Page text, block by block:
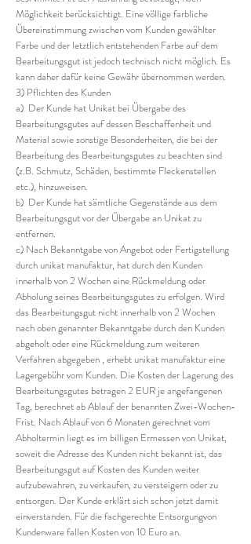
Möglichkeit berücksichtigt. Eine völlige farbliche
Übereinstimmung zwischen vom Kunden gewählter
Farbe und der letztlich entstehenden Farbe auf dem
Bearbeitungsgut ist jedoch technisch nicht möglich. Es
kann daher dafür keine Gewähr übernommen werden.
3) Pflichten des Kunden
a) Der Kunde hat Unikat bei Übergabe des
Bearbeitungsgutes auf dessen Beschaffenheit und
Material sowie sonstige Besonderheiten, die bei der
Bearbeitung des Bearbeitungsgutes zu beachten sind
(z.B. Schmutz, Schäden, bestimmte Fleckenstellen
etc.), hinzuweisen.
b) Der Kunde hat sämtliche Gegenstände aus dem
Bearbeitungsgut vor der Übergabe an Unikat zu
entfernen.
c) Nach Bekanntgabe von Angebot oder Fertigstellung
durch unikat manufaktur, hat durch den Kunden
innerhalb von 2 Wochen eine Rückmeldung oder
Abholung seines Bearbeitungsgutes zu erfolgen. Wird
das Bearbeitungsgut nicht innerhalb von 2 Wochen
nach oben genannter Bekanntgabe durch den Kunden
abgeholt oder eine Rückmeldung zum weiteren
Verfahren abgegeben , erhebt unikat manufaktur eine
Lagergebühr vom Kunden. Die Kosten der Lagerung des
Bearbeitungsgutes betragen 2 EUR je angefangenen
Tag, berechnet ab Ablauf der benannten Zwei-Wochen-
Frist. Nach Ablauf von 6 Monaten gerechnet vom
Abholtermin liegt es im billigen Ermessen von Unikat,
soweit die Adresse des Kunden nicht bekannt ist, das
Bearbeitungsgut auf Kosten des Kunden weiter
aufzubewahren, zu verkaufen, zu versteigern oder zu
entsorgen. Der Kunde erklärt sich schon jetzt damit
einverstanden. Für die fachgerechte Entsorgungvon
Kundenware fallen Kosten von 10 Euro an.